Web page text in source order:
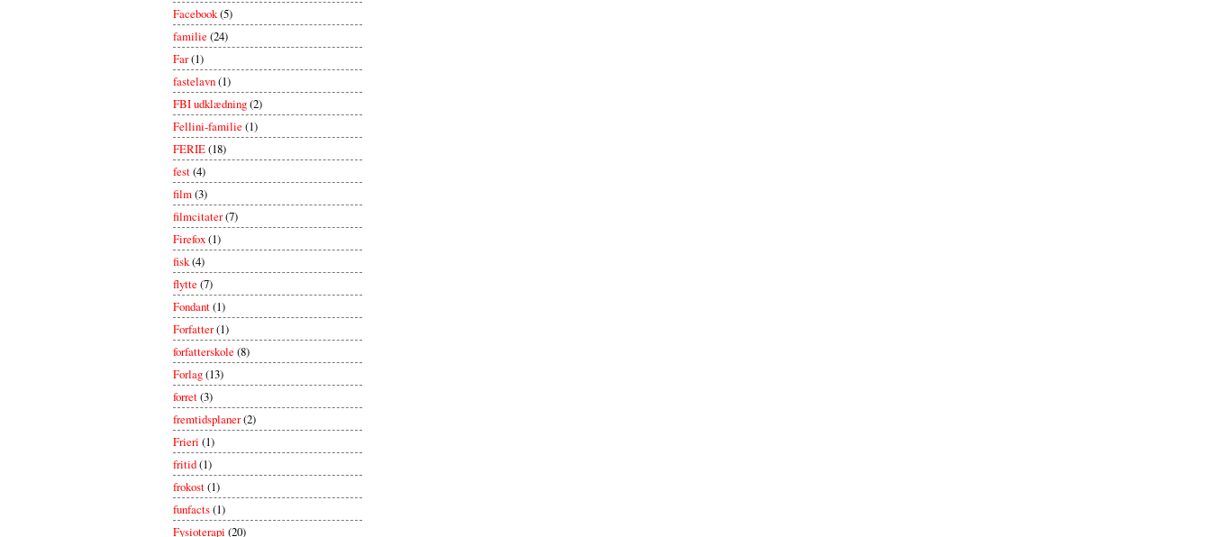
Facebook(5)
familie(24)
Far(1)
fastelavn(1)
FBI udklædning(2)
Fellini-familie(1)
FERIE(18)
fest(4)
film(3)
filmcitater(7)
Firefox(1)
fisk(4)
flytte(7)
Fondant(1)
Forfatter(1)
forfatterskole(8)
Forlag(13)
forret(3)
fremtidsplaner(2)
Frieri (1)
fritid(1)
frokost(1)
funfacts(1)
Fysioterapi (20)